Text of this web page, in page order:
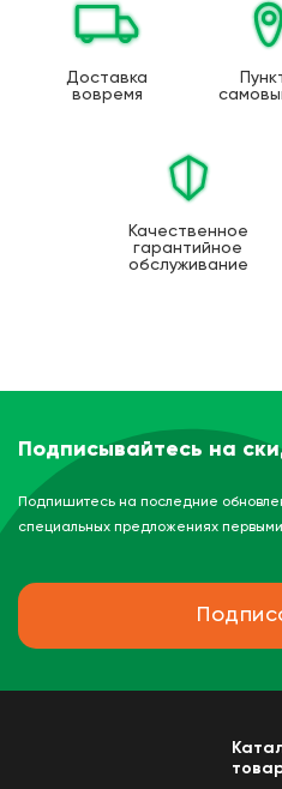
Доставка
вовремя
Качественное
гарантийное
обслуживание
Подписывайтесь на
Подпишитесь на последние
специальных предложениях первыми